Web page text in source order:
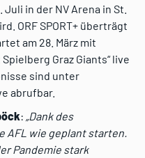
Juli in der NV Arena in St.
ORF SPORT+ überträgt
am 28. März mit
Graz Giants“ live
sind unter
abrufbar.
: „Dank des
AFL wie geplant starten.
Pandemie stark